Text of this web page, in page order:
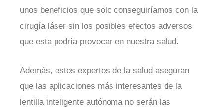
unos beneficios que solo conseguiríamos con la
cirugía láser sin los posibles efectos adversos
que esta podría provocar en nuestra salud.
Además, estos expertos de la salud aseguran
que las aplicaciones más interesantes de la
lentilla inteligente autónoma no serán las